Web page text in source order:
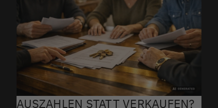
AUSZAHLEN STATT VERKAUFEN?